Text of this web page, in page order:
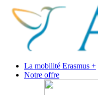
La mobilité Erasmus +
Notre offre